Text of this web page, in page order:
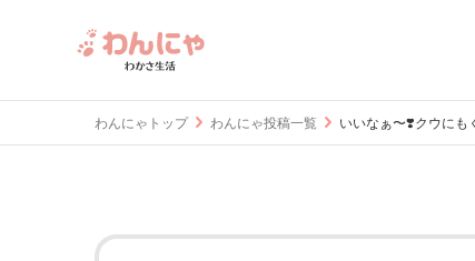
わんにゃトップ わんにゃ投稿一覧 いいなぁ〜❣️クウにも